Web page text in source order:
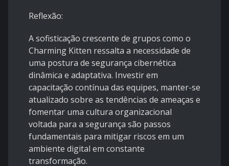
Reflexão:
A sofisticação crescente de grupos como o
Charming Kitten ressalta a necessidade de
uma postura de segurança cibernética
dinâmica e adaptativa. Investir em
capacitação contínua das equipes, manter-se
atualizado sobre as tendências de ameaças e
fomentar uma cultura organizacional
voltada para a segurança são passos
fundamentais para mitigar riscos em um
ambiente digital em constante
transformação.